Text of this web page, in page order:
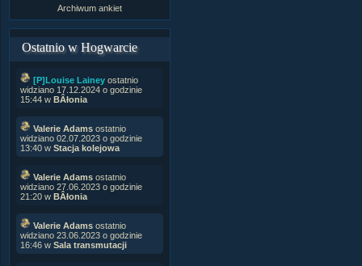
Archiwum ankiet
Ostatnio w Hogwarcie
[P]Louise Lainey ostatnio
widziano 17.12.2024 o godzinie
15:44 w BÂłonia
Valerie Adams ostatnio
widziano 02.07.2023 o godzinie
13:40 w Stacja kolejowa
Valerie Adams ostatnio
widziano 27.06.2023 o godzinie
21:20 w BÂłonia
Valerie Adams ostatnio
widziano 23.06.2023 o godzinie
16:46 w Sala transmutacji